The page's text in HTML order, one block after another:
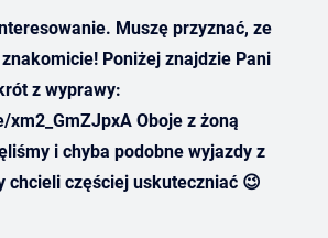
Muszę przyznać, ze
Poniżej znajdzie Pani
z wyprawy:
Oboje z żoną
i chyba podobne wyjazdy z
chcieli częściej uskuteczniać 😉